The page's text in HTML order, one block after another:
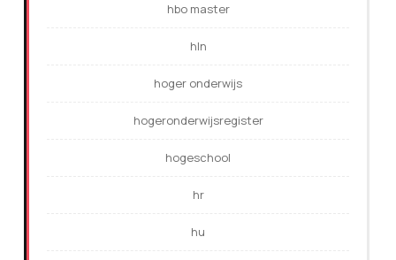
hbo master
hln
hoger onderwijs
hogeronderwijsregister
hogeschool
hr
hu